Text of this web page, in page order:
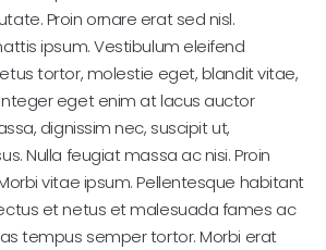
Proin ornare erat sed nisl.
ipsum. Vestibulum eleifend
tortor, molestie eget, blandit vitae,
eget enim at lacus auctor
dignissim nec, suscipit ut,
Nulla feugiat massa ac nisi. Proin
vitae ipsum. Pellentesque habitant
et netus et malesuada fames ac
tempus semper tortor. Morbi erat